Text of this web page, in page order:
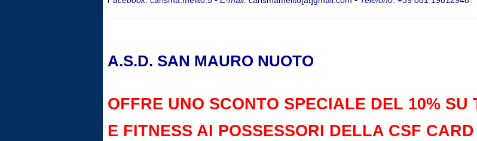
A.S.D. SAN MAURO NUOTO
OFFRE UNO SCONTO SPECIALE DEL 10% SU
E FITNESS AI POSSESSORI DELLA CSF CARD